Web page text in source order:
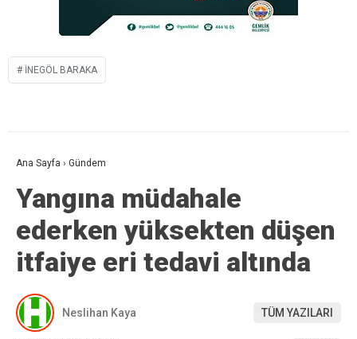
INEGÖL BARAKA
Ana Sayfa › Gündem
Yangına müdahale
ederken yüksekten düşen
itfaiye eri tedavi altında
Neslihan Kaya TÜM YAZILARI